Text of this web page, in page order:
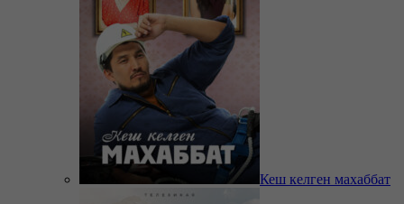
Кеш келген махаббат